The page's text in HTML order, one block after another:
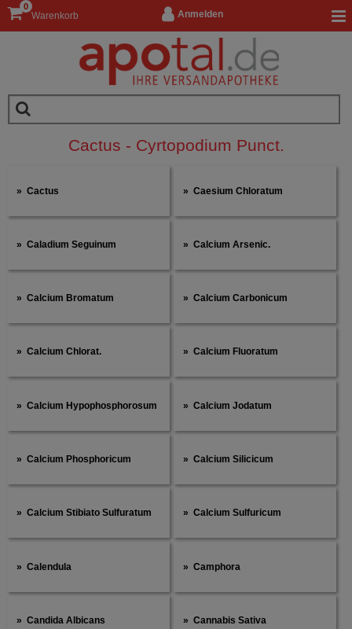
Anmelden
Warenkorb
0
Cactus - Cyrtopodium Punct.
Cactus Caesium Chloratum
Caladium Seguinum Calcium Arsenic.
Calcium Bromatum Calcium Carbonicum
Calcium Chlorat. Calcium Fluoratum
Calcium Hypophosphorosum Calcium Jodatum
Calcium Phosphoricum Calcium Silicicum
Calcium Stibiato Sulfuratum Calcium Sulfuricum
Calendula Camphora
Candida Albicans Cannabis Sativa